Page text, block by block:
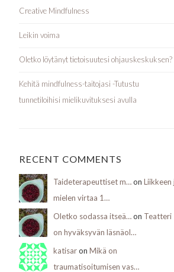
Creative Mindfulness
Leikin voima
Oletko löytänyt tietoisuutesi ohjauskeskuksen?
Kehitä mindfulness-taitojasi -Tutustu
tunnetiloihisi mielikuvituksesi avulla
RECENT COMMENTS
Taideterapeuttiset m…on Liikkeen
mielen virtaa 1…
Oletko sodassa itseä…on Teatteri
on hyväksyvän läsnäol…
katisaron Mikä on
traumatisoitumisen vas…